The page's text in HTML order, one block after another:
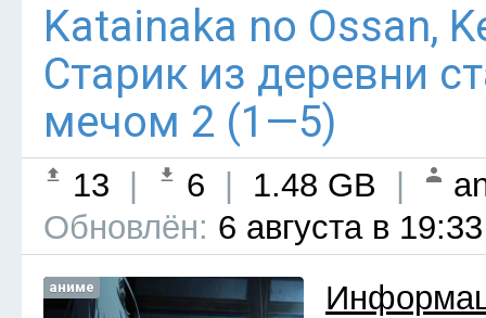
Katainaka no Ossan,
Старик из деревни
мечом 2 (1—5)
13 6 1.48 GB
Обновлён: 6 августа в 19:33
аниме